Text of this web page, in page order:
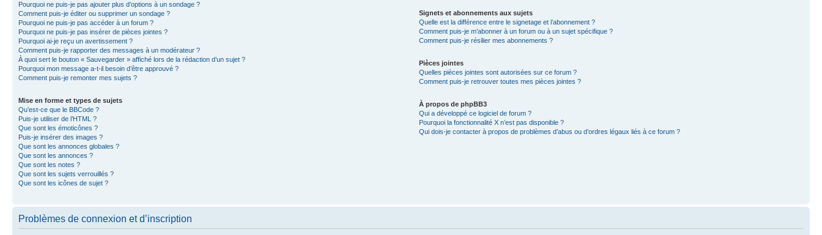
Pourquoi ne puis-je pas ajouter plus d’options à un sondage ?
Comment puis-je éditer ou supprimer un sondage ?
Pourquoi ne puis-je pas accéder à un forum ?
Pourquoi ne puis-je pas insérer de pièces jointes ?
Pourquoi ai-je reçu un avertissement ?
Comment puis-je rapporter des messages à un modérateur ?
À quoi sert le bouton « Sauvegarder » affiché lors de la rédaction d’un sujet ?
Pourquoi mon message a-t-il besoin d’être approuvé ?
Comment puis-je remonter mes sujets ?
Mise en forme et types de sujets
Qu’est-ce que le BBCode ?
Puis-je utiliser de l’HTML ?
Que sont les émoticônes ?
Puis-je insérer des images ?
Que sont les annonces globales ?
Que sont les annonces ?
Que sont les notes ?
Que sont les sujets verrouillés ?
Que sont les icônes de sujet ?
Signets et abonnements aux sujets
Quelle est la différence entre le signetage et l’abonnement ?
Comment puis-je m’abonner à un forum ou à un sujet spécifique ?
Comment puis-je résilier mes abonnements ?
Pièces jointes
Quelles pièces jointes sont autorisées sur ce forum ?
Comment puis-je retrouver toutes mes pièces jointes ?
À propos de phpBB3
Qui a développé ce logiciel de forum ?
Pourquoi la fonctionnalité X n’est pas disponible ?
Qui dois-je contacter à propos de problèmes d’abus ou d’ordres légaux liés à ce forum ?
Problèmes de connexion et d’inscription